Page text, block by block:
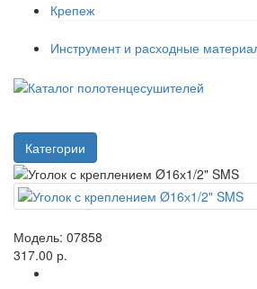
Крепеж
Инструмент и расходные
Категории
Модель: 07858
317.00 р.